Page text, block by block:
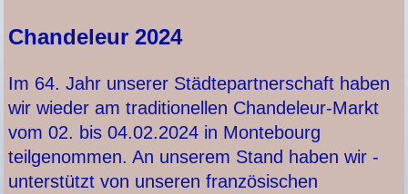
Chandeleur 2024
Im 64. Jahr unserer Städtepartnerschaft haben
wir wieder am traditionellen Chandeleur-Markt
vom 02. bis 04.02.2024 in Montebourg
teilgenommen. An unserem Stand haben wir -
unterstützt von unseren französischen